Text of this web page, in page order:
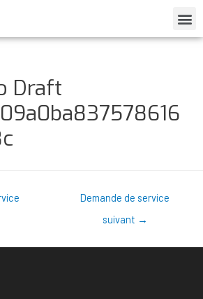
Draft
Demande de service
suivant →